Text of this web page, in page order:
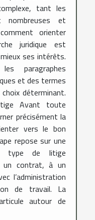
tant les
et
orienter
juridique est
ses intérêts.
paragraphes
et des termes
déterminant.
Avant toute
précisément la
vers le bon
repose sur une
type de litige
un contrat, à un
l’administration
de travail. La
autour de